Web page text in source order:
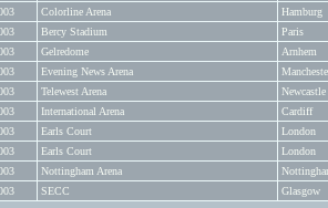
Colorline Arena
Hamburg
Bercy Stadium
Paris
Gelredome
Arnhem
Evening News Arena
Telewest Arena
Newcastle
International Arena
Cardiff
Earls Court
London
Earls Court
London
Nottingham Arena
SECC Glasgow